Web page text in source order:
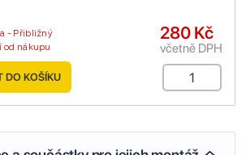
- Přibližný
od nákupu
280 Kč
včetně DPH
DO KOŠÍKU